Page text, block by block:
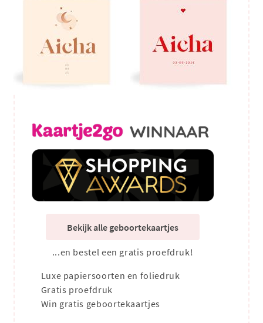
Bekijk alle geboortekaartjes
...en bestel een gratis proefdruk!
Luxe papiersoorten en foliedruk
Gratis proefdruk
Win gratis geboortekaartjes